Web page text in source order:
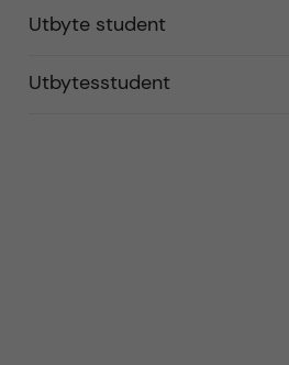
Utbyte student
Utbytesstudent